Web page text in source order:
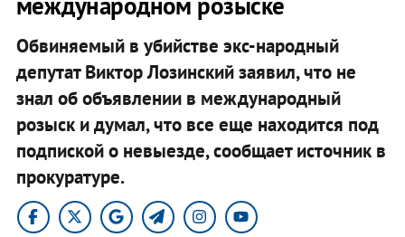
Обвиняемый в убийстве экс-народный
депутат Виктор Лозинский заявил, что не
знал об объявлении в международный
розыск и думал, что все еще находится под
подпиской о невыезде, сообщает источник в
прокуратуре.